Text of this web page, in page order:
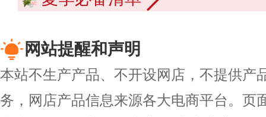
网站提醒和声明
本站不生产产品、不开设网店，不提供产
务，网店产品信息来源各大电商平台。页